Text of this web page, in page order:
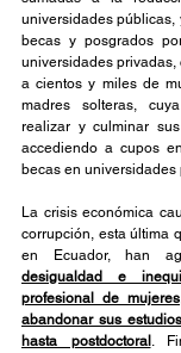
universidades
becas y posgrados
universidades
a cientos y miles de
madres solteras,
realizar y culminar
accediendo a cupos
becas en universidades
La crisis económica
corrupción, esta última
en Ecuador, han
desigualdad e
profesional de
abandonar sus
hasta postdoctoral .